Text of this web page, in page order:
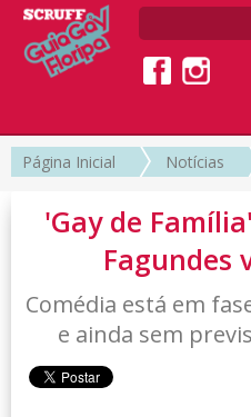
Página Inicial Notícias
'Gay de
Fagundes
Comédia está em
e ainda sem